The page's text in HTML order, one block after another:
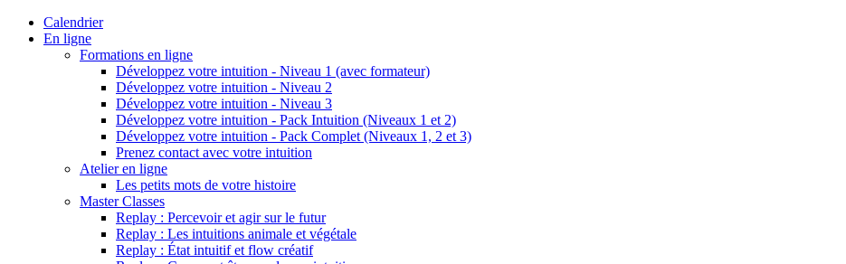
Calendrier
En ligne
Formations en ligne
Développez votre intuition - Niveau 1 (avec formateur)
Développez votre intuition - Niveau 2
Développez votre intuition - Niveau 3
Développez votre intuition - Pack Intuition (Niveaux 1 et 2)
Développez votre intuition - Pack Complet (Niveaux 1, 2 et 3)
Prenez contact avec votre intuition
Atelier en ligne
Les petits mots de votre histoire
Master Classes
Replay : Percevoir et agir sur le futur
Replay : Les intuitions animale et végétale
Replay : État intuitif et flow créatif